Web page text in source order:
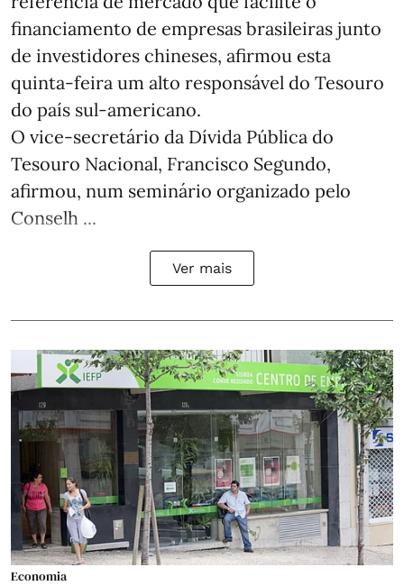
financiamento de empresas brasileiras junto
de investidores chineses, afirmou esta
quinta-feira um alto responsável do Tesouro
do país sul-americano.
O vice-secretário da Dívida Pública do
Tesouro Nacional, Francisco Segundo,
afirmou, num seminário organizado pelo
Conselh ...
Ver mais
Economia